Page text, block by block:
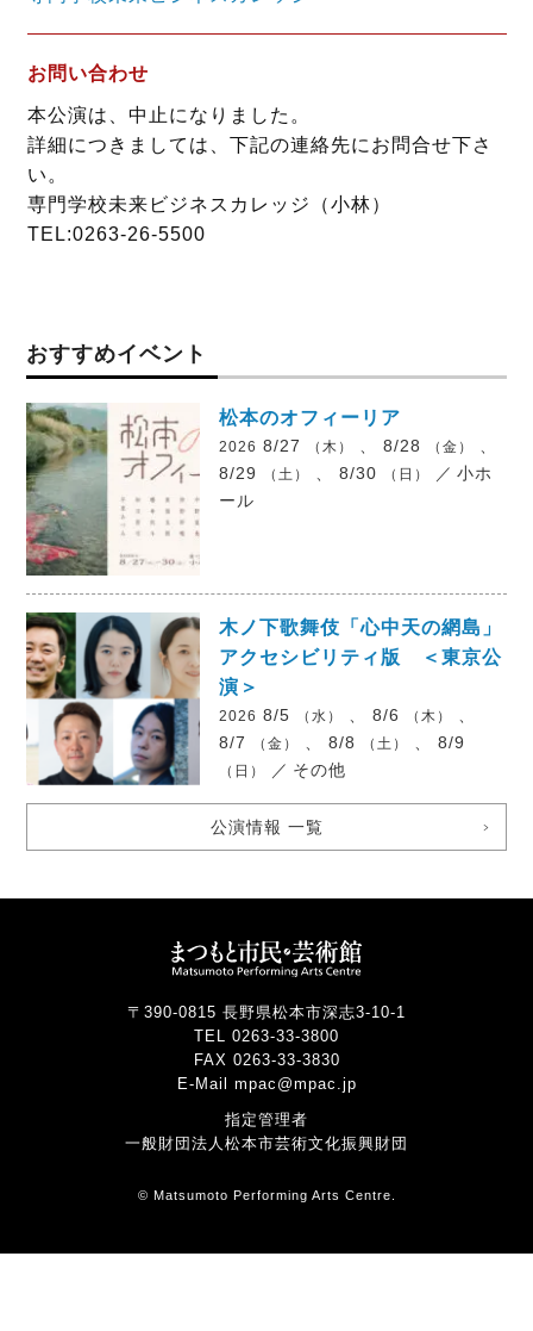
お問い合わせ
本公演は、中止になりました。
詳細につきましては、下記の連絡先にお問合せ下さ
い。
専門学校未来ビジネスカレッジ（小林）
TEL:0263-26-5500
おすすめイベント
松本のオフィーリア
2026 8/27 （木） 、 8/28 （金）
8/29
（土） 、 8/30 （日） ／ 小ホ
ール
木ノ下歌舞伎「心中天の網島」
アクセシビリティ版 ＜東京公
演＞
2026 8/5 （水） 、 8/6 （木）
8/7
（金） 、 8/8 （土） 、 8/9
（日） ／ その他
公演情報 一覧
〒390-0815 長野県松本市深志3-10-1
TEL 0263-33-3800
FAX 0263-33-3830
E-Mail mpac@mpac.jp
指定管理者
一般財団法人松本市芸術文化振興財団
© Matsumoto Performing Arts Centre.